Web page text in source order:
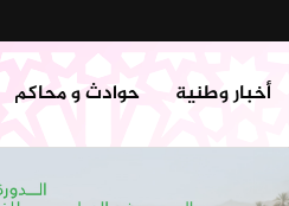
أخبار وطنية حوادث و محاكم